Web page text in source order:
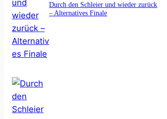
Durch den Schleier und wieder zurück
– Alternatives Finale